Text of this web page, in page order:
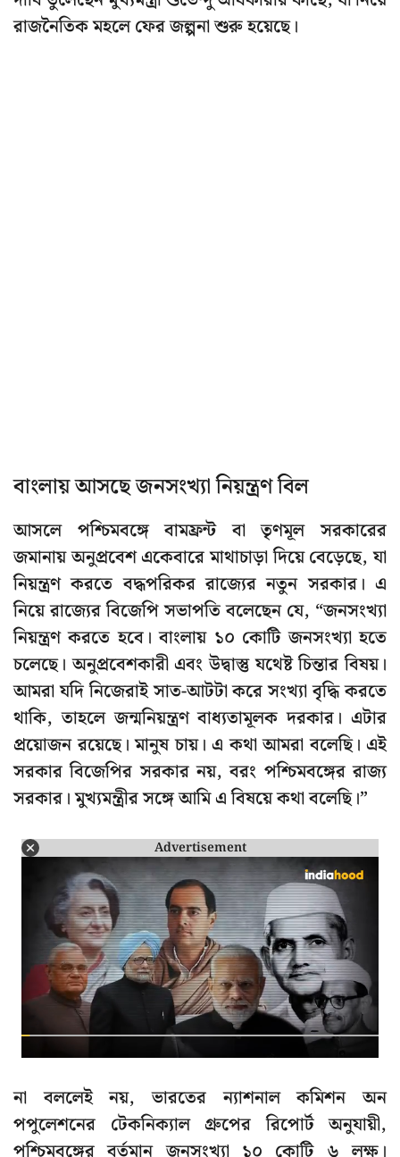
রাজনৈতিক মহলে ফের জল্পনা শুরু হয়েছে।
বাংলায় আসছে জনসংখ্যা নিয়ন্ত্রণ বিল
আসলে পশ্চিমবঙ্গে বামফ্রন্ট বা তৃণমূল সরকারের
জমানায় অনুপ্রবেশ একেবারে মাথাচাড়া দিয়ে বেড়েছে, যা
নিয়ন্ত্রণ করতে বদ্ধপরিকর রাজ্যের নতুন সরকার। এ
নিয়ে রাজ্যের বিজেপি সভাপতি বলেছেন যে, “জনসংখ্যা
নিয়ন্ত্রণ করতে হবে। বাংলায় ১০ কোটি জনসংখ্যা হতে
চলেছে। অনুপ্রবেশকারী এবং উদ্বাস্তু যথেষ্ট চিন্তার বিষয়।
আমরা যদি নিজেরাই সাত-আটটা করে সংখ্যা বৃদ্ধি করতে
থাকি, তাহলে জন্মনিয়ন্ত্রণ বাধ্যতামূলক দরকার। এটার
প্রয়োজন রয়েছে। মানুষ চায়। এ কথা আমরা বলেছি। এই
সরকার বিজেপির সরকার নয়, বরং পশ্চিমবঙ্গের রাজ্য
সরকার। মুখ্যমন্ত্রীর সঙ্গে আমি এ বিষয়ে কথা বলেছি।”
Advertisement
না বললেই নয়, ভারতের ন্যাশনাল কমিশন অন
পপুলেশনের টেকনিক্যাল গ্রুপের রিপোর্ট অনুযায়ী,